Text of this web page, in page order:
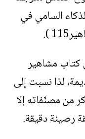
السامي في
).
كتاب مشاهير
لذا نسبت إلى
من مصنّفاته إلا
رصينة دقيقة.